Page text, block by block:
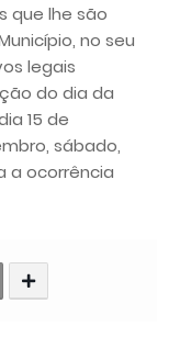
que lhe são
no seu
legais
do dia da
15 de
sábado,
a ocorrência